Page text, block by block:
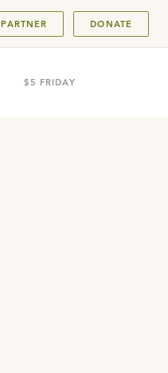
PARTNER DONATE
$5 FRIDAY